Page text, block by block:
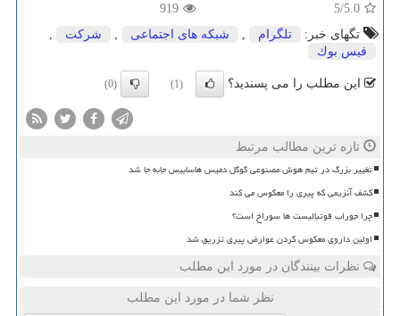
5.0
/5
919
تگهای خبر:
تلگرام شبكه های اجتماعی شركت
فیس بوك
این مطلب را می پسندید؟ (1)
(0)
تازه ترین مطالب مرتبط
تغییر بزرگ در تیم هوش مصنوعی گوگل دمیس هاسابیس جابه جا شد
کشف آنزیمی که پیری را معکوس می کند
چرا جوراب فوتبالیست ها سوراخ است؟
اولین داروی معکوس کردن عوارض پیری تزریق شد
نظرات بینندگان در مورد این مطلب
نظر شما در مورد این مطلب